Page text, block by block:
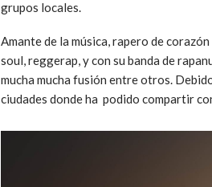
grupos locales.
Amante de la música, rapero de
soul, reggerap, y con su banda de
mucha mucha fusión entre otros.
ciudades donde ha podido compartir